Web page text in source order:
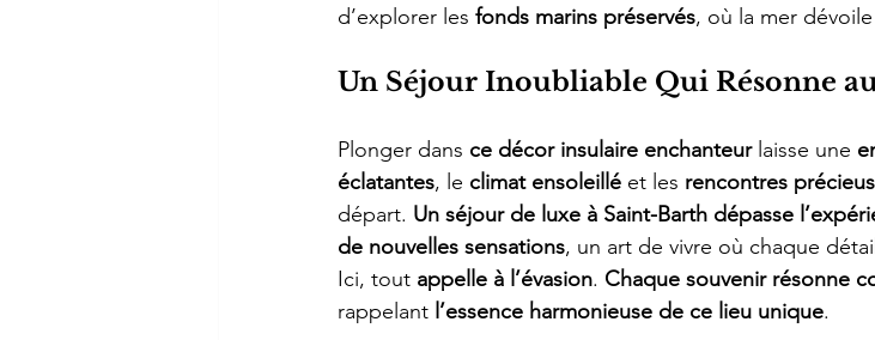
d’explorer les fonds marins préservés, où la mer dévoile
Un Séjour Inoubliable Qui Résonne
Plonger dans ce décor insulaire enchanteur laisse une
éclatantes, le climat ensoleillé et les rencontres
départ. Un séjour de luxe à Saint-Barth dépasse
de nouvelles sensations, un art de vivre où chaque
Ici, tout appelle à l’évasion. Chaque souvenir résonne
rappelant l’essence harmonieuse de ce lieu unique.